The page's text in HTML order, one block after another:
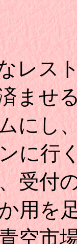
レス
ませ
にし
に行
受付
用を
空市